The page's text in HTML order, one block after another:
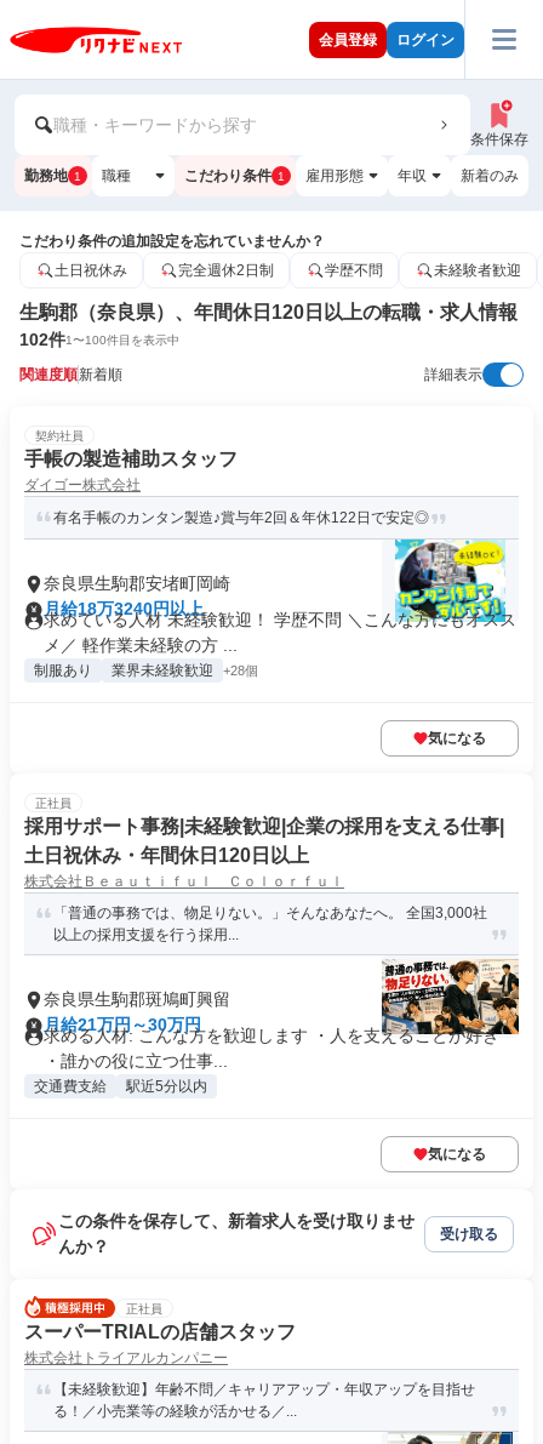
会員登録 ログイン
職種・キーワードから探す
条件保存
勤務地 1 職種 こだわり条件 1 雇用形態 年収 新着のみ
こだわり条件の追加設定を忘れていませんか？
土日祝休み
完全週休2日制 学歴不問 未経験者歓迎
生駒郡（奈良県）、年間休日120日以上の転職・求人情報
102件1〜100件目を表示中
関連度順新着順 詳細表示
契約社員
手帳の製造補助スタッフ
ダイゴー株式会社
有名手帳のカンタン製造♪賞与年2回＆年休122日で安定◎
奈良県生駒郡安堵町岡崎
月給18万3240円以上
求めている人材 未経験歓迎！ 学歴不問 ＼こんな方にもオスス
メ／ 軽作業未経験の方 ...
制服あり 業界未経験歓迎 +28個
気になる
正社員
採用サポート事務|未経験歓迎|企業の採用を支える仕事|
土日祝休み・年間休日120日以上
株式会社Ｂｅａｕｔｉｆｕｌ Ｃｏｌｏｒｆｕｌ
「普通の事務では、物足りない。」そんなあなたへ。 全国3,000社
以上の採用支援を行う採用...
奈良県生駒郡斑鳩町興留
月給21万円～30万円
求める人材: こんな方を歓迎します ・人を支えることが好き
・誰かの役に立つ仕事...
交通費支給 駅近5分以内
気になる
この条件を保存して、新着求人を受け取りませ
んか？
受け取る
正社員
スーパーTRIALの店舗スタッフ
株式会社トライアルカンパニー
【未経験歓迎】年齢不問／キャリアアップ・年収アップを目指せ
る！／小売業等の経験が活かせる／...